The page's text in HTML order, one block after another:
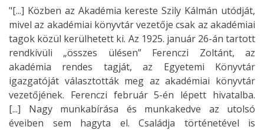
"[...] Közben az Akadémia kereste Szily Kálmán utódját,
mivel az akadémiai könyvtár vezetője csak az akadémiai
tagok közül kerülhetett ki. Az 1925. január 26-án tartott
rendkívüli „összes ülésen” Ferenczi Zoltánt, az
akadémia rendes tagját, az Egyetemi Könyvtár
igazgatóját választották meg az akadémiai könyvtár
vezetőjének. Ferenczi február 5-én lépett hivatalba.
[...] Nagy munkabírása és munkakedve az utolsó
éveiben sem hagyta el. Családja történetével is